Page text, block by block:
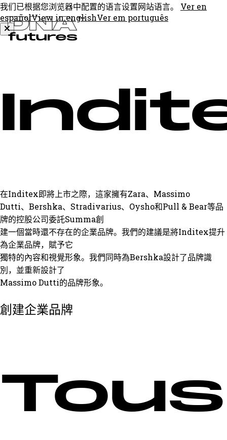
我们已根据您浏览器中配置的语言设置网站语言。 Ver en
españolView in englishVer em português
在Inditex即將上市之際，這家擁有Zara、Massimo
Dutti、Bershka、Stradivarius、Oysho和Pull & Bear等品
牌的控股公司委託Summa創
建一個當時還不存在的企業品牌。我們的建議是將Inditex提升
為企業品牌，賦予它
獨特的內容和視覺形象。我們同時為Bershka設計了品牌識
別，並重新設計了
Massimo Dutti的品牌形象。
創建企業品牌
Tous